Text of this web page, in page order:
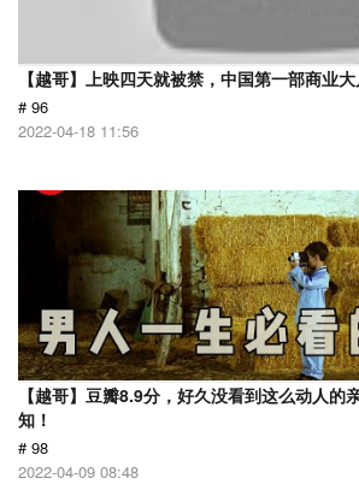
【越哥】上映四天就被禁，中国第一部商业
# 96
2022-04-18 11:56
【越哥】豆瓣8.9分，好久没看到这么动人的
知！
# 98
2022-04-09 08:48